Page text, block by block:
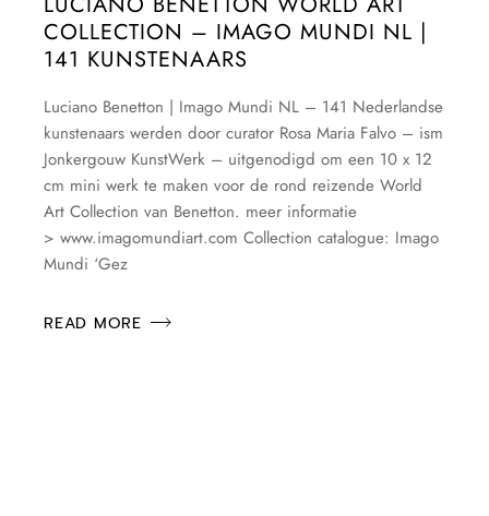
COLLECTION – IMAGO MUNDI NL |
141 KUNSTENAARS
Luciano Benetton | Imago Mundi NL – 141 Nederlandse
kunstenaars werden door curator Rosa Maria Falvo – ism
Jonkergouw KunstWerk – uitgenodigd om een 10 x 12
cm mini werk te maken voor de rond reizende World
Art Collection van Benetton. meer informatie
> www.imagomundiart.com Collection catalogue: Imago
Mundi ‘Gez
READ MORE